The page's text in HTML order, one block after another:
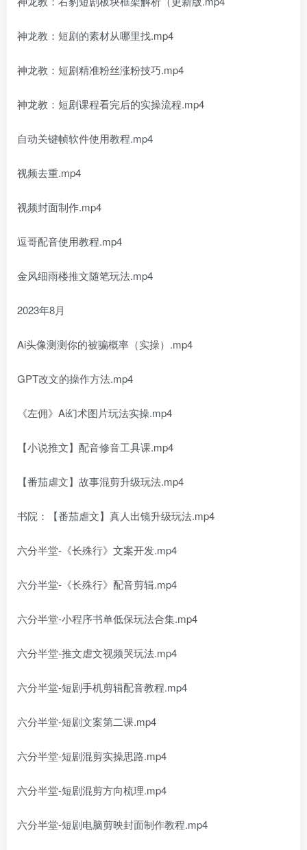
神龙教：短剧的素材从哪里找.mp4
神龙教：短剧精准粉丝涨粉技巧.mp4
神龙教：短剧课程看完后的实操流程.mp4
自动关键帧软件使用教程.mp4
视频去重.mp4
视频封面制作.mp4
逗哥配音使用教程.mp4
金风细雨楼推文随笔玩法.mp4
2023年8月
Ai头像测测你的被骗概率（实操）.mp4
GPT改文的操作方法.mp4
《左佣》Ai幻术图片玩法实操.mp4
【小说推文】配音修音工具课.mp4
【番茄虐文】故事混剪升级玩法.mp4
书院：【番茄虐文】真人出镜升级玩法.mp4
六分半堂-《长殊行》文案开发.mp4
六分半堂-《长殊行》配音剪辑.mp4
六分半堂-小程序书单低保玩法合集.mp4
六分半堂-推文虐文视频哭玩法.mp4
六分半堂-短剧手机剪辑配音教程.mp4
六分半堂-短剧文案第二课.mp4
六分半堂-短剧混剪实操思路.mp4
六分半堂-短剧混剪方向梳理.mp4
六分半堂-短剧电脑剪映封面制作教程.mp4